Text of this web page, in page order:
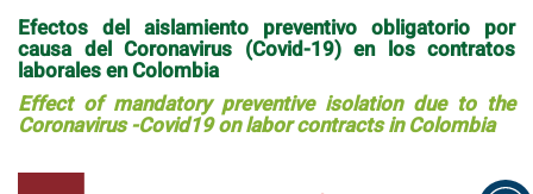
Efectos del aislamiento preventivo obligatorio por
causa del Coronavirus (Covid-19) en los contratos
laborales en Colombia
Effect of mandatory preventive isolation due to the
Coronavirus -Covid19 on labor contracts in Colombia
Barra